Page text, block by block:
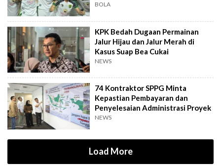
BOLA
KPK Bedah Dugaan Permainan
Jalur Hijau dan Jalur Merah di
Kasus Suap Bea Cukai
NEWS
74 Kontraktor SPPG Minta
Kepastian Pembayaran dan
Penyelesaian Administrasi Proyek
NEWS
Load More